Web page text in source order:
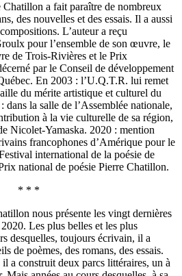
Chatillon a fait paraître de nombreux
des nouvelles et des essais. Il a aussi
L’auteur a reçu
pour l’ensemble de son œuvre, le
de Trois-Rivières et le Prix
par le Conseil de développement
En 2003 : l’U.Q.T.R. lui remet
du mérite artistique et culturel du
la salle de l’Assemblée nationale,
à la vie culturelle de sa région,
Nicolet-Yamaska. 2020 : mention
francophones d’Amérique pour le
international de la poésie de
national de poésie Pierre Chatillon.
* * *
nous présente les vingt dernières
Les plus belles et les plus
desquelles, toujours écrivain, il a
de poèmes, des romans, des essais.
a construit deux parcs littéraires, un à